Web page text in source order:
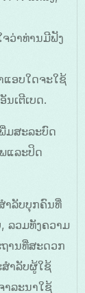
ວ່າທ່ານມີຟັງ
ແອບໃດຈະໃຊ້
ນເຕີເບດ.
ມສະລະບົດ
ແລະປິດ
າລັບບຸກຄົນທີ່
ລວມທັງຄວາມ
ານທີ່ສະດວກ
າລັບຜູ້ໃຊ້
າລະນາໃຊ້